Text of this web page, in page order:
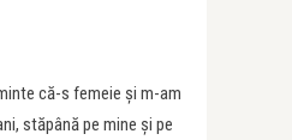
că-s femeie şi m-am
stăpână pe mine şi pe